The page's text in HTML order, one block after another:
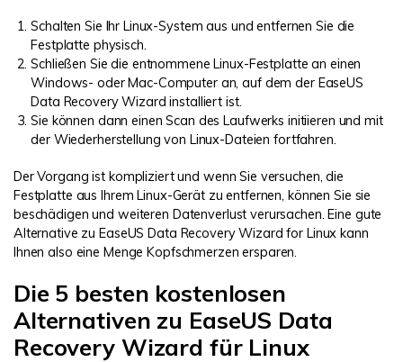
Schalten Sie Ihr Linux-System aus und entfernen Sie die
Festplatte physisch.
Schließen Sie die entnommene Linux-Festplatte an einen
Windows- oder Mac-Computer an, auf dem der EaseUS
Data Recovery Wizard installiert ist.
Sie können dann einen Scan des Laufwerks initiieren und mit
der Wiederherstellung von Linux-Dateien fortfahren.
Der Vorgang ist kompliziert und wenn Sie versuchen, die
Festplatte aus Ihrem Linux-Gerät zu entfernen, können Sie sie
beschädigen und weiteren Datenverlust verursachen. Eine gute
Alternative zu EaseUS Data Recovery Wizard for Linux kann
Ihnen also eine Menge Kopfschmerzen ersparen.
Die 5 besten kostenlosen
Alternativen zu EaseUS Data
Recovery Wizard für Linux